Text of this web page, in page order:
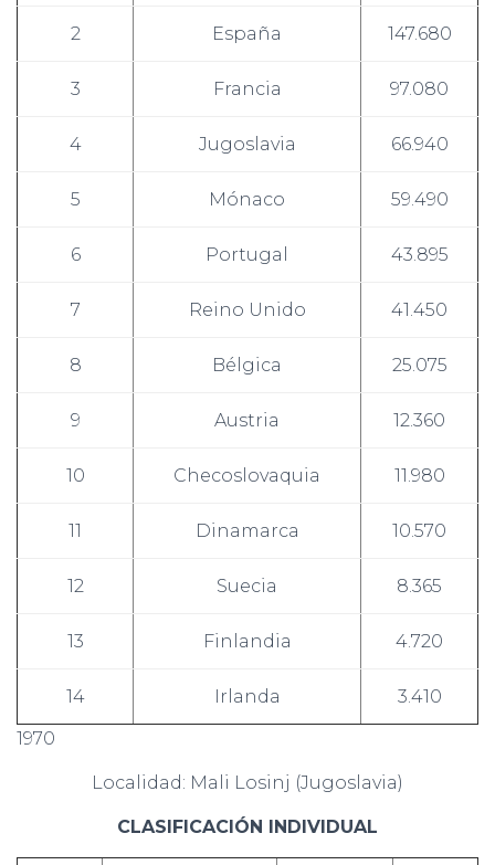
2 España 147.680
3 Francia 97.080
4 Jugoslavia 66.940
5 Mónaco 59.490
6 Portugal 43.895
7 Reino Unido 41.450
8 Bélgica 25.075
9 Austria 12.360
10 Checoslovaquia 11.980
11 Dinamarca 10.570
12 Suecia 8.365
13 Finlandia 4.720
14 Irlanda
3.410
1970
Localidad: Mali Losinj (Jugoslavia)
CLASIFICACIÓN INDIVIDUAL